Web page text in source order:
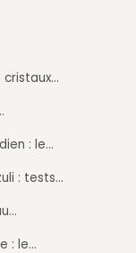
cristaux…
: le…
: tests…
: le…